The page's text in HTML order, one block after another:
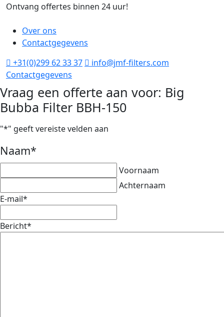
Ontvang offertes binnen 24 uur!
Over ons
Contactgegevens
+31(0)299 62 33 37
info@jmf-filters.com
Contactgegevens
Vraag een offerte aan voor: Big
Bubba Filter BBH-150
"*" geeft vereiste velden aan
Naam*
Voornaam
Achternaam
E-mail*
Bericht*